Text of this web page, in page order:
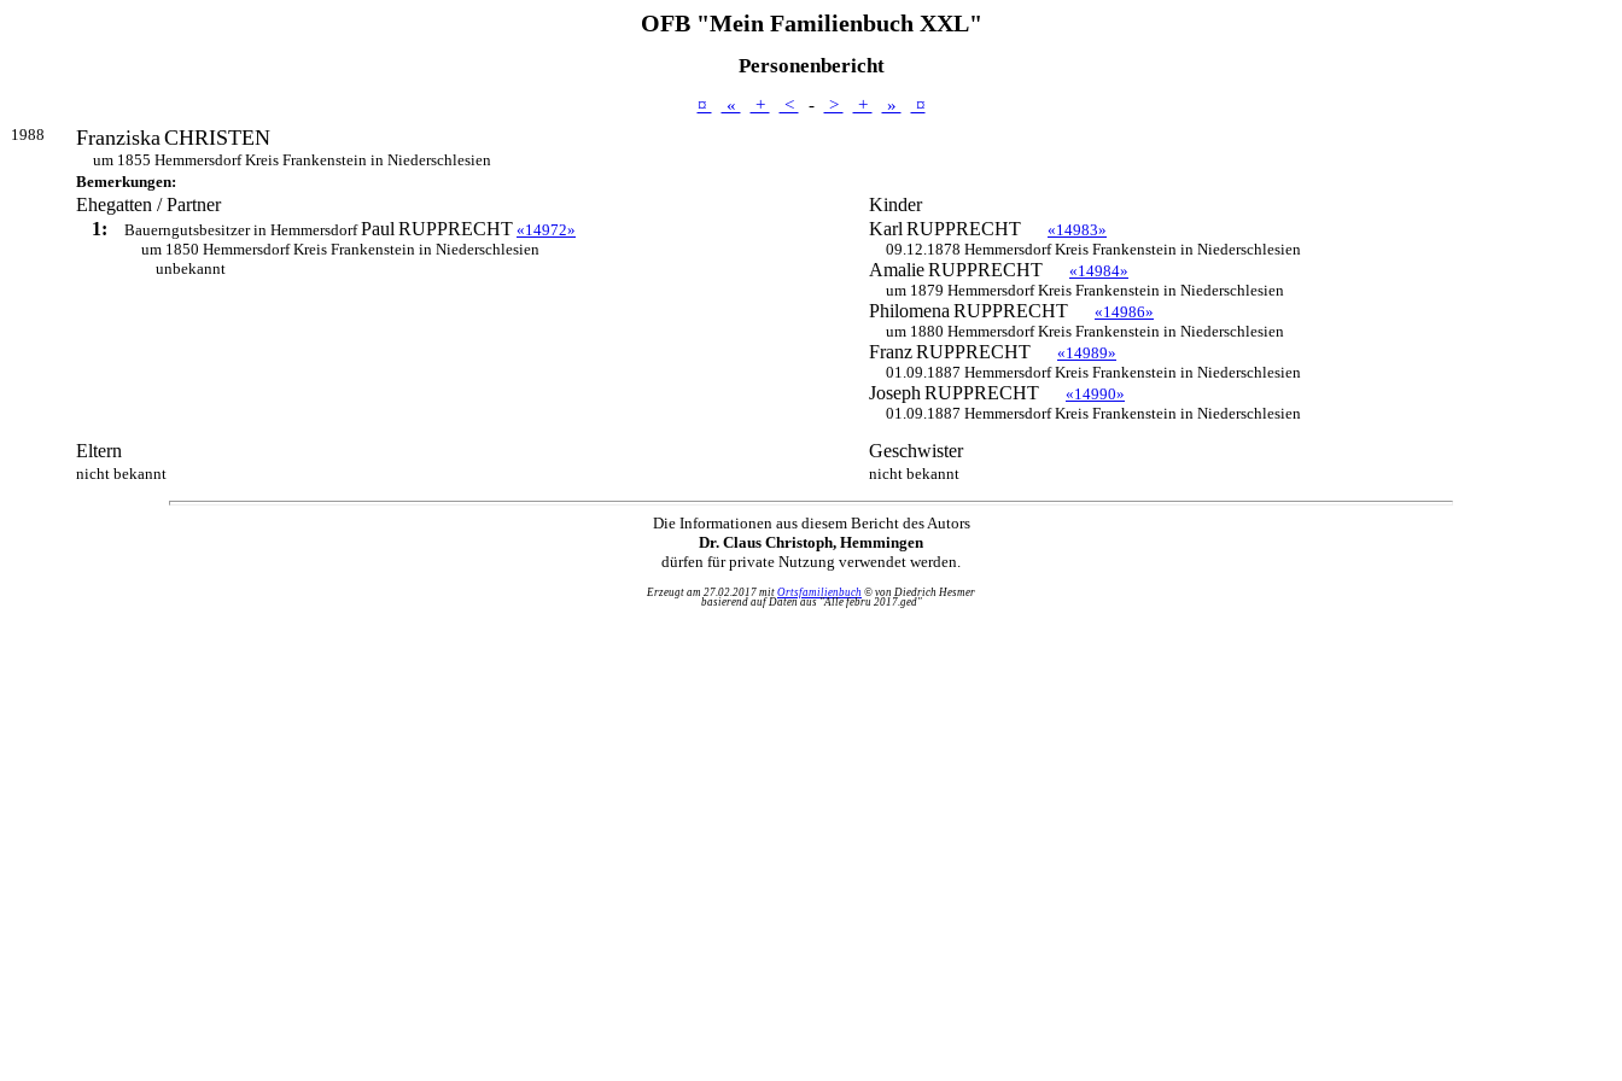
OFB "Mein Familienbuch XXL"
Personenbericht
¤ « + < - > + » ¤
1988 FranziskaCHRISTEN
um 1855 Hemmersdorf Kreis Frankenstein in Niederschlesien
Bemerkungen:
Ehegatten / Partner
Kinder
1:
Bauerngutsbesitzer in HemmersdorfPaul RUPPRECHT «14972»
um 1850 Hemmersdorf Kreis Frankenstein in Niederschlesien
unbekannt
Karl RUPPRECHT
«14983»
09.12.1878 Hemmersdorf Kreis Frankenstein in Niederschlesien
AmalieRUPPRECHT
«14984»
um 1879 Hemmersdorf Kreis Frankenstein in Niederschlesien
Philomena RUPPRECHT
«14986»
um 1880 Hemmersdorf Kreis Frankenstein in Niederschlesien
FranzRUPPRECHT
«14989»
01.09.1887 Hemmersdorf Kreis Frankenstein in Niederschlesien
Joseph RUPPRECHT
«14990»
01.09.1887 Hemmersdorf Kreis Frankenstein in Niederschlesien
Eltern Geschwister
nicht bekannt nicht bekannt
Die Informationen aus diesem Bericht des Autors
Dr. Claus Christoph, Hemmingen
dürfen für private Nutzung verwendet werden.
Erzeugt am 27.02.2017 mit Ortsfamilienbuch © von Diedrich Hesmer
basierend auf Daten aus "Alle febru 2017.ged"